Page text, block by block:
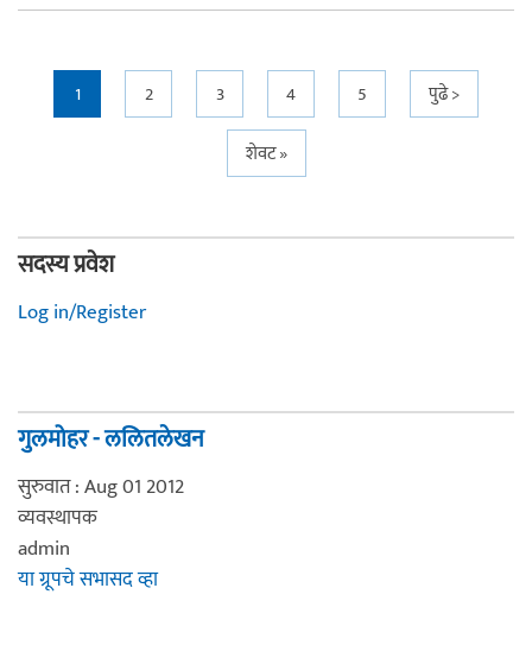
Pages
1 2 3 4 5
पुढे >
शेवट »
सदस्य प्रवेश
Log in/Register
गुलमोहर - ललितलेखन
सुरुवात : Aug 01 2012
व्यवस्थापक
admin
या ग्रूपचे सभासद व्हा